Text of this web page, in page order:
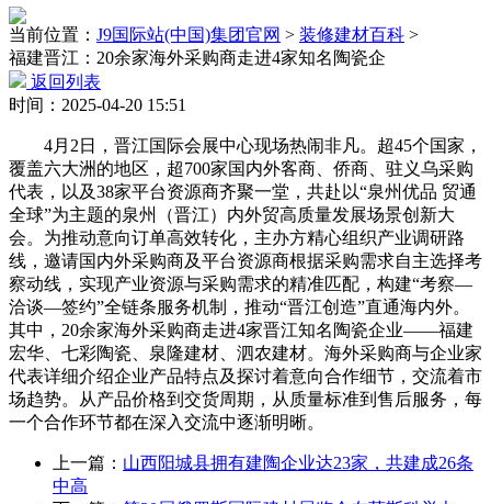
当前位置： J9国际站(中国)集团官网 > 装修建材百科 >
福建晋江：20余家海外采购商走进4家知名陶瓷企
返回列表
时间：2025-04-20 15:51
4月2日，晋江国际会展中心现场热闹非凡。超45个国家，
覆盖六大洲的地区，超700家国内外客商、侨商、驻义乌采购
代表，以及38家平台资源商齐聚一堂，共赴以“泉州优品 贸通
全球”为主题的泉州（晋江）内外贸高质量发展场景创新大
会。为推动意向订单高效转化，主办方精心组织产业调研路
线，邀请国内外采购商及平台资源商根据采购需求自主选择考
察动线，实现产业资源与采购需求的精准匹配，构建“考察—
洽谈—签约”全链条服务机制，推动“晋江创造”直通海内外。
其中，20余家海外采购商走进4家晋江知名陶瓷企业——福建
宏华、七彩陶瓷、泉隆建材、泗农建材。海外采购商与企业家
代表详细介绍企业产品特点及探讨着意向合作细节，交流着市
场趋势。从产品价格到交货周期，从质量标准到售后服务，每
一个合作环节都在深入交流中逐渐明晰。
上一篇： 山西阳城县拥有建陶企业达23家，共建成26条
中高